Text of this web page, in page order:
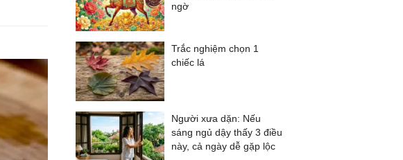
ngờ
Trắc nghiệm chọn 1
chiếc lá
Người xưa dặn: Nếu
sáng ngủ dậy thấy 3 điều
này, cả ngày dễ gặp lộc